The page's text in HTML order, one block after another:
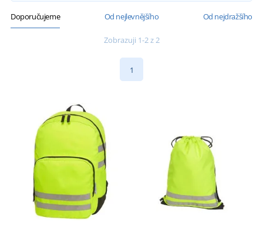
Doporučujeme Od nejlevnějšího Od nejdražšího
Zobrazuji 1-2 z 2
1